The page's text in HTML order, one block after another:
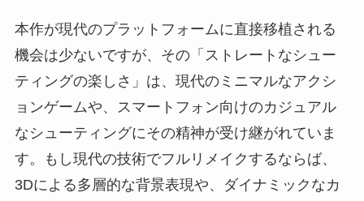
本作が現代のプラットフォームに直接移植される
機会は少ないですが、その「ストレートなシュー
ティングの楽しさ」は、現代のミニマルなアクシ
ョンゲームや、スマートフォン向けのカジュアル
なシューティングにその精神が受け継がれていま
す。もし現代の技術でフルリメイクするならば、
3Dによる多層的な背景表現や、ダイナミックなカ